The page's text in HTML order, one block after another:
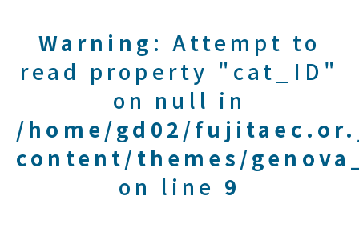
Warning : Attempt to
read property "cat_ID"
on null in
/home/gd02/
content/themes/
on line 9